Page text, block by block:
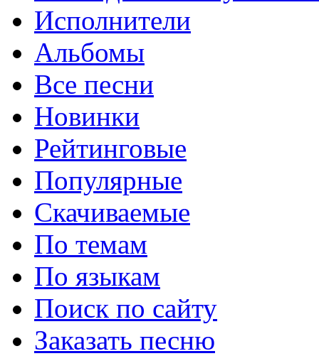
Исполнители
Альбомы
Все песни
Новинки
Рейтинговые
Популярные
Скачиваемые
По темам
По языкам
Поиск по сайту
Заказать песню